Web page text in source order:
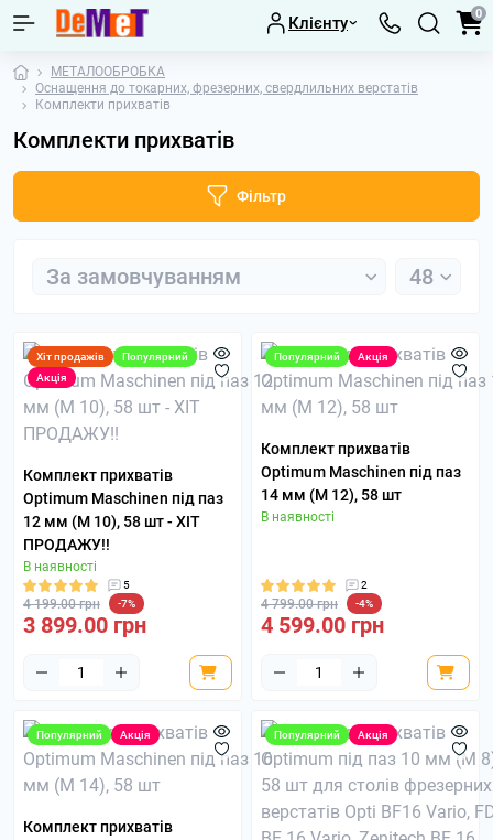
Клієнту 0
МЕТАЛООБРОБКА
Оснащення до токарних, фрезерних, свердлильних верстатів
Комплекти прихватів
Комплекти прихватів
Фільтр
Хіт продажів
Популярний
Акція
Комплект прихватів
Optimum Maschinen під паз
12 мм (M 10), 58 шт - ХІТ
ПРОДАЖУ!!
В наявності
5
4 199.00 грн -7%
3 899.00 грн
Популярний Акція
Комплект прихватів
Optimum Maschinen під паз
14 мм (M 12), 58 шт
В наявності
2
4 799.00 грн -4%
4 599.00 грн
Популярний Акція
Комплект прихватів
Популярний Акція